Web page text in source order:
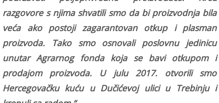
razgovore s njima shvatili smo da bi proizvodnja bila
veća ako postoji zagarantovan otkup i plasman
proizvoda. Tako smo osnovali poslovnu jedinicu
unutar Agrarnog fonda koja se bavi otkupom i
prodajom proizvoda. U julu 2017. otvorili smo
Hercegovačku kuću u Dučićevoj ulici u Trebinju i